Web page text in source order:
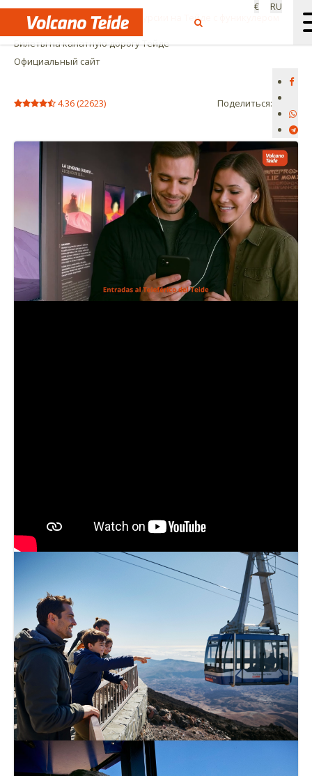
€
RU
Начало: Мероприятия и экскурсии на Тейде с фуникулером
Билеты на канатную дорогу Тейде
Официальный сайт
4.36(22623) Поделиться: